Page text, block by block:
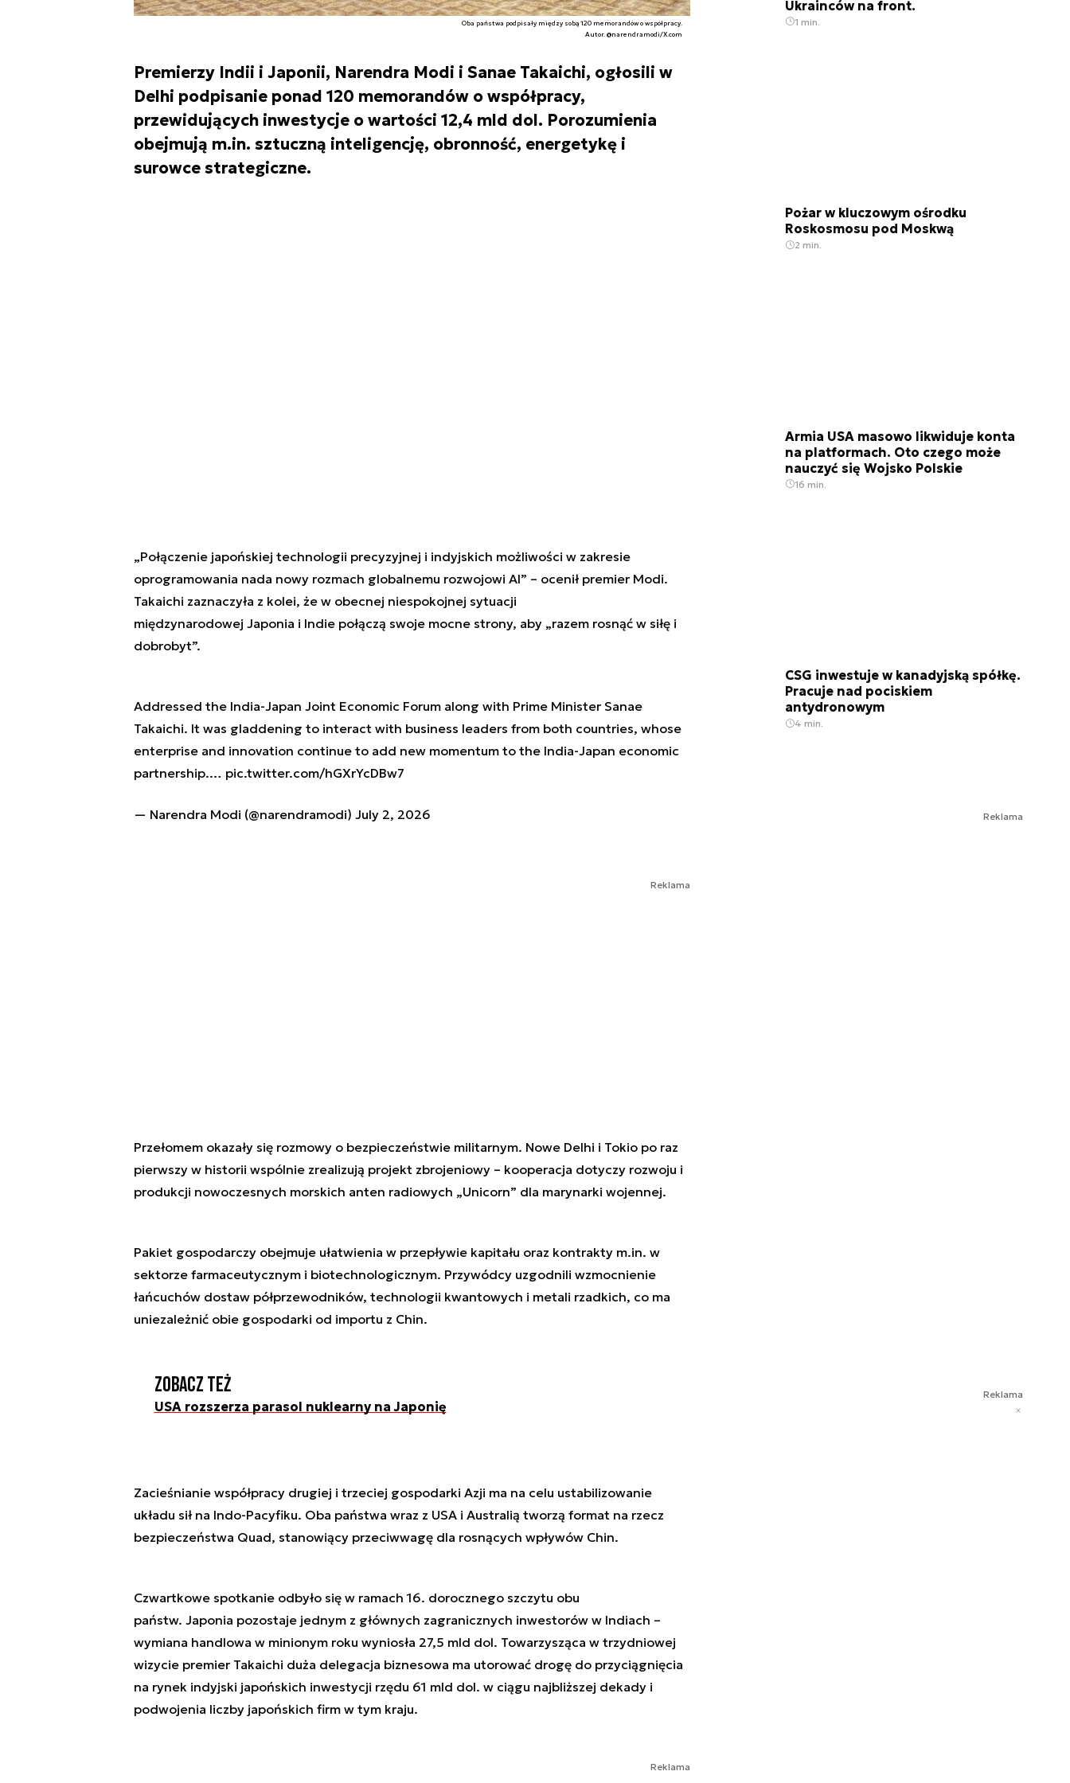
Oba państwa podpisały między sobą 120 memorandów o współpracy.
Autor. @narendramodi/X.com
Premierzy Indii i Japonii, Narendra Modi i Sanae Takaichi, ogłosili w
Delhi podpisanie ponad 120 memorandów o współpracy,
przewidujących inwestycje o wartości 12,4 mld dol. Porozumienia
obejmują m.in. sztuczną inteligencję, obronność, energetykę i
surowce strategiczne.
„Połączenie japońskiej technologii precyzyjnej i indyjskich możliwości w zakresie
oprogramowania nada nowy rozmach globalnemu rozwojowi AI” – ocenił premier Modi.
Takaichi zaznaczyła z kolei, że w obecnej niespokojnej sytuacji
międzynarodowej Japonia i Indie połączą swoje mocne strony, aby „razem rosnąć w siłę i
dobrobyt”.
Addressed the India-Japan Joint Economic Forum along with Prime Minister Sanae
Takaichi. It was gladdening to interact with business leaders from both countries, whose
enterprise and innovation continue to add new momentum to the India-Japan economic
partnership.… pic.twitter.com/hGXrYcDBw7
— Narendra Modi (@narendramodi) July 2, 2026
Reklama
Przełomem okazały się rozmowy o bezpieczeństwie militarnym. Nowe Delhi i Tokio po raz
pierwszy w historii wspólnie zrealizują projekt zbrojeniowy – kooperacja dotyczy rozwoju i
produkcji nowoczesnych morskich anten radiowych „Unicorn” dla marynarki wojennej.
Pakiet gospodarczy obejmuje ułatwienia w przepływie kapitału oraz kontrakty m.in. w
sektorze farmaceutycznym i biotechnologicznym. Przywódcy uzgodnili wzmocnienie
łańcuchów dostaw półprzewodników, technologii kwantowych i metali rzadkich, co ma
uniezależnić obie gospodarki od importu z Chin.
Zobacz też
USA rozszerza parasol nuklearny na Japonię
Zacieśnianie współpracy drugiej i trzeciej gospodarki Azji ma na celu ustabilizowanie
układu sił na Indo-Pacyfiku. Oba państwa wraz z USA i Australią tworzą format na rzecz
bezpieczeństwa Quad, stanowiący przeciwwagę dla rosnących wpływów Chin.
Czwartkowe spotkanie odbyło się w ramach 16. dorocznego szczytu obu
państw. Japonia pozostaje jednym z głównych zagranicznych inwestorów w Indiach –
wymiana handlowa w minionym roku wyniosła 27,5 mld dol. Towarzysząca w trzydniowej
wizycie premier Takaichi duża delegacja biznesowa ma utorować drogę do przyciągnięcia
na rynek indyjski japońskich inwestycji rzędu 61 mld dol. w ciągu najbliższej dekady i
podwojenia liczby japońskich firm w tym kraju.
Reklama
Ukrainców na front.
1 min.
Pożar w kluczowym ośrodku
Roskosmosu pod Moskwą
2 min.
Armia USA masowo likwiduje konta
na platformach. Oto czego może
nauczyć się Wojsko Polskie
16 min.
CSG inwestuje w kanadyjską spółkę.
Pracuje nad pociskiem
antydronowym
4 min.
Reklama
Reklama